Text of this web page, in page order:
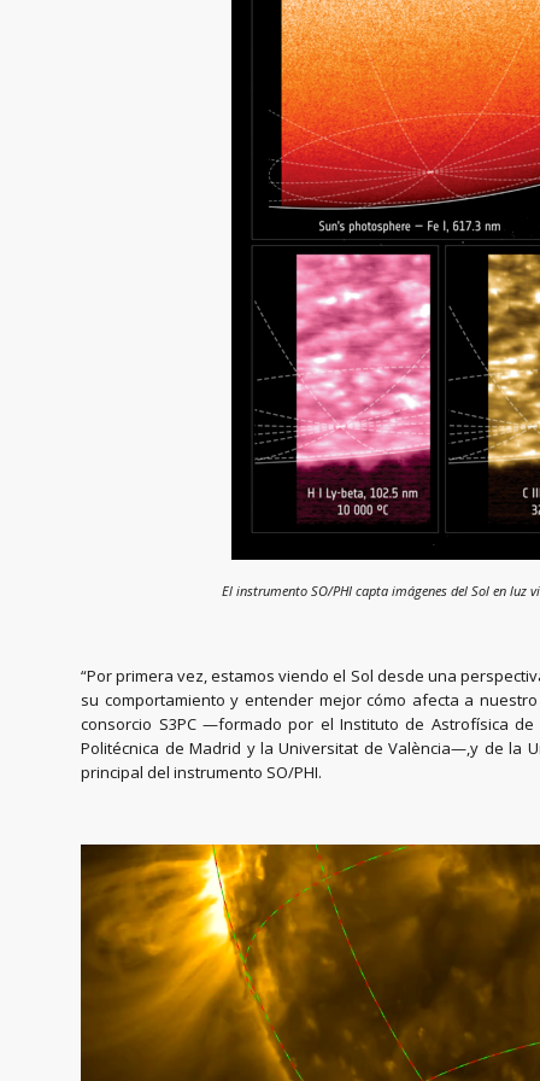
El instrumento SO/PHI capta imágenes del Sol en luz
“Por primera vez, estamos viendo el Sol desde una
su comportamiento y entender mejor cómo afecta a
consorcio S3PC —formado por el Instituto de Astrofísica de
Politécnica de Madrid y la Universitat de València—,y de la
principal del instrumento SO/PHI.